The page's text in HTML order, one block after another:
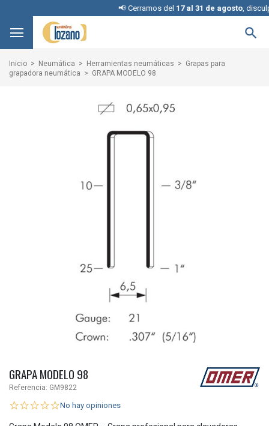
📢 Cerramos del17 al 31 de agosto, disculpe

Inicio Neumática Herramientas neumáticas
Grapas para
grapadora neumática
GRAPA MODELO 98
GRAPA MODELO 98
Referencia: GM9822
No hay opiniones